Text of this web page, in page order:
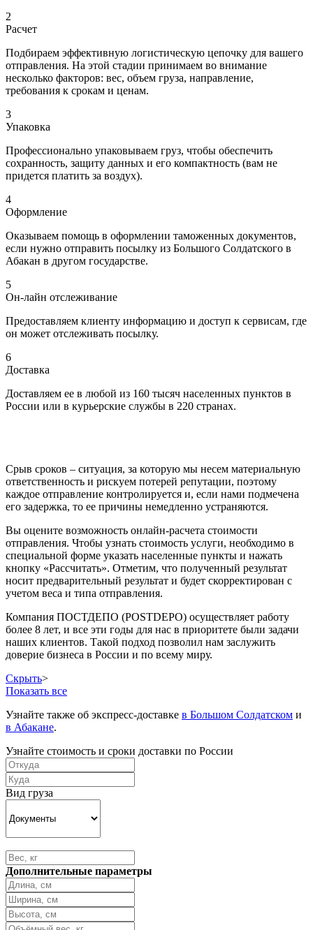
2
Расчет
Подбираем эффективную логистическую цепочку для вашего
отправления. На этой стадии принимаем во внимание
несколько факторов: вес, объем груза, направление,
требования к срокам и ценам.
3
Упаковка
Профессионально упаковываем груз, чтобы обеспечить
сохранность, защиту данных и его компактность (вам не
придется платить за воздух).
4
Оформление
Оказываем помощь в оформлении таможенных документов,
если нужно отправить посылку из Большого Солдатского в
Абакан в другом государстве.
5
Он-лайн отслеживание
Предоставляем клиенту информацию и доступ к сервисам, где
он может отслеживать посылку.
6
Доставка
Доставляем ее в любой из 160 тысяч населенных пунктов в
России или в курьерские службы в 220 странах.
Срыв сроков – ситуация, за которую мы несем материальную
ответственность и рискуем потерей репутации, поэтому
каждое отправление контролируется и, если нами подмечена
его задержка, то ее причины немедленно устраняются.
Вы оцените возможность онлайн-расчета стоимости
отправления. Чтобы узнать стоимость услуги, необходимо в
специальной форме указать населенные пункты и нажать
кнопку «Рассчитать». Отметим, что полученный результат
носит предварительный результат и будет скорректирован с
учетом веса и типа отправления.
Компания ПОСТДЕПО (POSTDEPO) осуществляет работу
более 8 лет, и все эти годы для нас в приоритете были задачи
наших клиентов. Такой подход позволил нам заслужить
доверие бизнеса в России и по всему миру.
Скрыть>
Показать все
Узнайте также об экспресс-доставке в Большом Солдатском и
в Абакане.
Узнайте стоимость и сроки доставки по России
Вид груза
Дополнительные параметры